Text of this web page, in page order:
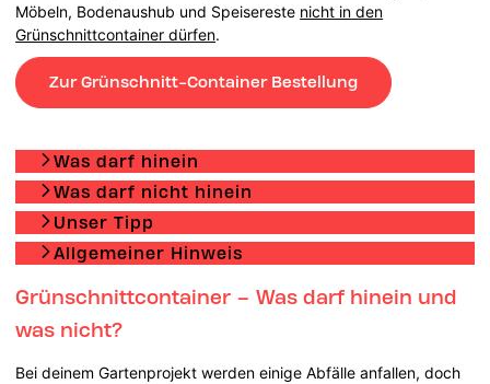
Möbeln, Bodenaushub und Speisereste nicht in den
Grünschnittcontainer dürfen.
Zur Grünschnitt-Container Bestellung
Was darf hinein
Was darf nicht hinein
Unser Tipp
Allgemeiner Hinweis
Grünschnittcontainer – Was darf hinein und
was nicht?
Bei deinem Gartenprojekt werden einige Abfälle anfallen, doch